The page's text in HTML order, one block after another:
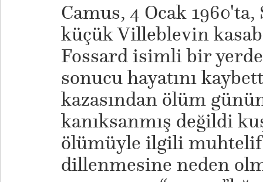
Camus, 4 Ocak
küçük Villeblevin
Fossard isimli bir
sonucu hayatını
kazasından ölüm
kanıksanmış değildi
ölümüyle ilgili
dillenmesine neden